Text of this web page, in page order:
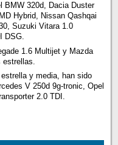
BMW 320d, Dacia Duster
Hybrid, Nissan Qashqai
Suzuki Vitara 1.0
DSG.
1.6 Multijet y Mazda
y media, han sido
V 250d 9g-tronic, Opel
2.0 TDI.